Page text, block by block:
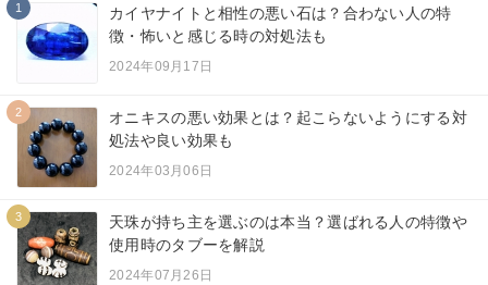
1
カイヤナイトと相性の悪い石は？合わない人の特
徴・怖いと感じる時の対処法も
2024年09月17日
2
オニキスの悪い効果とは？起こらないようにする対
処法や良い効果も
2024年03月06日
3
天珠が持ち主を選ぶのは本当？選ばれる人の特徴や
使用時のタブーを解説
2024年07月26日